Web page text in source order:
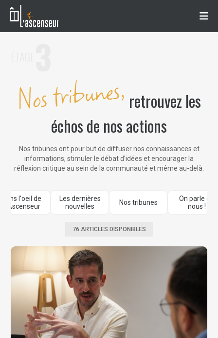
Nos tribunes, retrouvez les
échos de nos actions
Nos tribunes ont pour but de diffuser nos connaissances et
informations, stimuler le débat d’idées et encourager la
réflexion critique au sein de la communauté et même au-delà.
Dans l'oeil de
L'Ascenseur
Les dernières
nouvelles
Nos tribunes
On parle de
nous !
76 ARTICLES DISPONIBLES